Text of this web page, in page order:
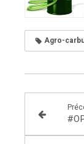
Agro-